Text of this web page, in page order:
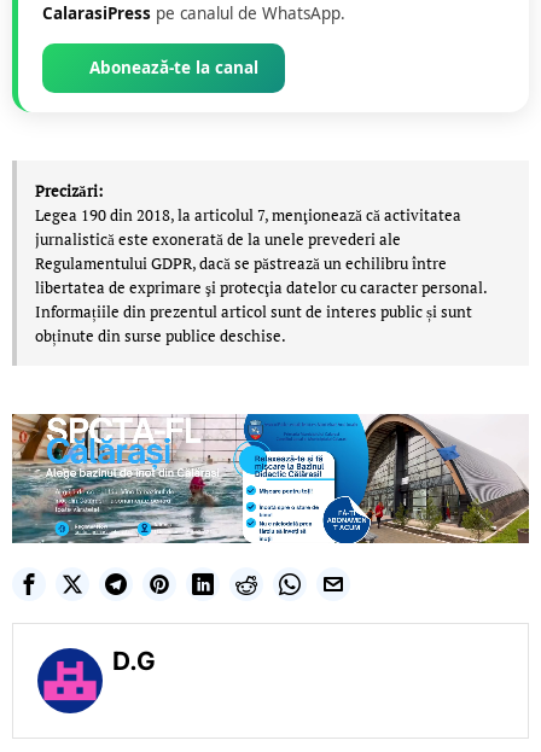
CalarasiPress pe canalul de WhatsApp.
Abonează-te la canal
Precizări:
Legea 190 din 2018, la articolul 7, menţionează că activitatea
jurnalistică este exonerată de la unele prevederi ale
Regulamentului GDPR, dacă se păstrează un echilibru între
libertatea de exprimare şi protecţia datelor cu caracter personal.
Informațiile din prezentul articol sunt de interes public și sunt
obținute din surse publice deschise.
D.G